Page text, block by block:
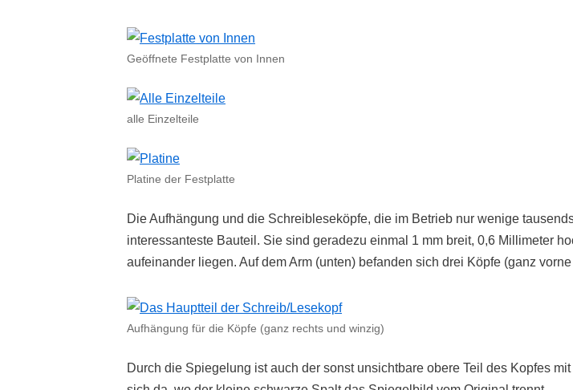
Geöffnete Festplatte von Innen
alle Einzelteile
Platine der Festplatte
Die Aufhängung und die Schreibleseköpfe, die im Betrieb nur wenige
interessanteste Bauteil. Sie sind geradezu einmal 1 mm breit, 0,6 Millimeter
aufeinander liegen. Auf dem Arm (unten) befanden sich drei Köpfe (ganz
Aufhängung für die Köpfe (ganz rechts und winzig)
Durch die Spiegelung ist auch der sonst unsichtbare obere Teil des Kopfes